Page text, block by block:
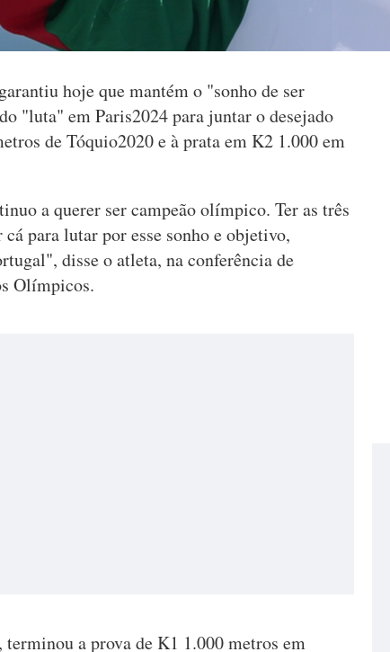
hoje que mantém o "sonho de ser
"luta" em Paris2024 para juntar o desejado
de Tóquio2020 e à prata em K2 1.000 em
a querer ser campeão olímpico. Ter as três
para lutar por esse sonho e objetivo,
disse o atleta, na conferência de
Olímpicos.
terminou a prova de K1 1.000 metros em